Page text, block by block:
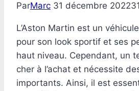
ParMarc 31 décembre 2022
L’Aston Martin est un
pour son look sportif et ses
haut niveau. Cependant, un
cher à l’achat et nécessite
importants. Ainsi, il est